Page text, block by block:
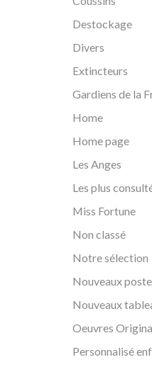
Destockage
Divers
Extincteurs
Gardiens de la
Home
Home page
Les Anges
Les plus
Miss Fortune
Non classé
Notre sélection
Nouveaux
Nouveaux
Oeuvres
Personnalisé